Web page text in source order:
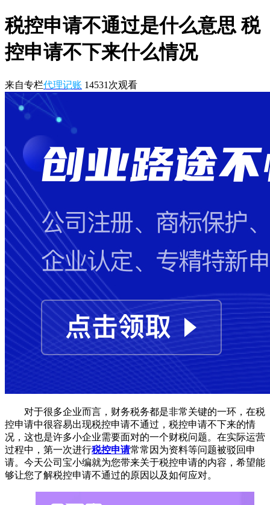
税控申请不通过是什么意思 税
控申请不下来什么情况
来自专栏代理记账 14531 次观看
对于很多企业而言，财务税务都是非常关键的一环，在税
控申请中很容易出现税控申请不通过，税控申请不下来的情
况，这也是许多小企业需要面对的一个财税问题。在实际运营
过程中，第一次进行税控申请常常因为资料等问题被驳回申
请。今天公司宝小编就为您带来关于税控申请的内容，希望能
够让您了解税控申请不通过的原因以及如何应对。